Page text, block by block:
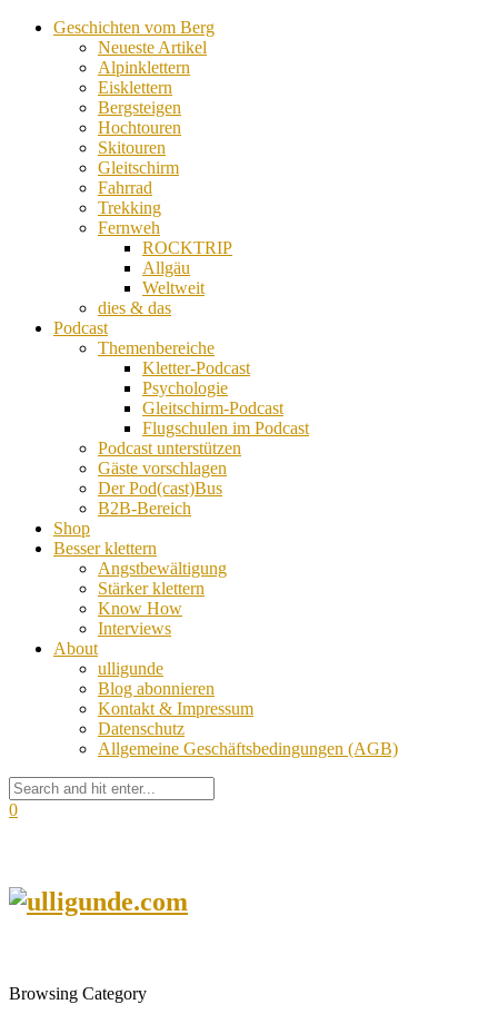
Geschichten vom Berg
Neueste Artikel
Alpinklettern
Eisklettern
Bergsteigen
Hochtouren
Skitouren
Gleitschirm
Fahrrad
Trekking
Fernweh
ROCKTRIP
Allgäu
Weltweit
dies & das
Podcast
Themenbereiche
Kletter-Podcast
Psychologie
Gleitschirm-Podcast
Flugschulen im Podcast
Podcast unterstützen
Gäste vorschlagen
Der Pod(cast)Bus
B2B-Bereich
Shop
Besser klettern
Angstbewältigung
Stärker klettern
Know How
Interviews
About
ulligunde
Blog abonnieren
Kontakt & Impressum
Datenschutz
Allgemeine Geschäftsbedingungen (AGB)
0
Browsing Category